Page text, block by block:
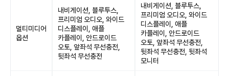
멀티미디어
옵션
내비게이션, 블루투스,
프리미엄 오디오, 와이드
디스플레이, 애플
카플레이, 안드로이드
오토, 앞좌석 무선충전,
뒷좌석 무선충전
내비게이션, 블루투스,
프리미엄 오디오, 와이드
디스플레이, 애플
카플레이, 안드로이드
오토, 앞좌석 무선충전,
뒷좌석 무선충전, 뒷좌석
모니터